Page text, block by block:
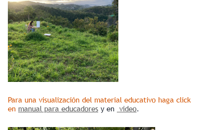
Para una visualización del material educativo haga click
en manual para educadores y en video.